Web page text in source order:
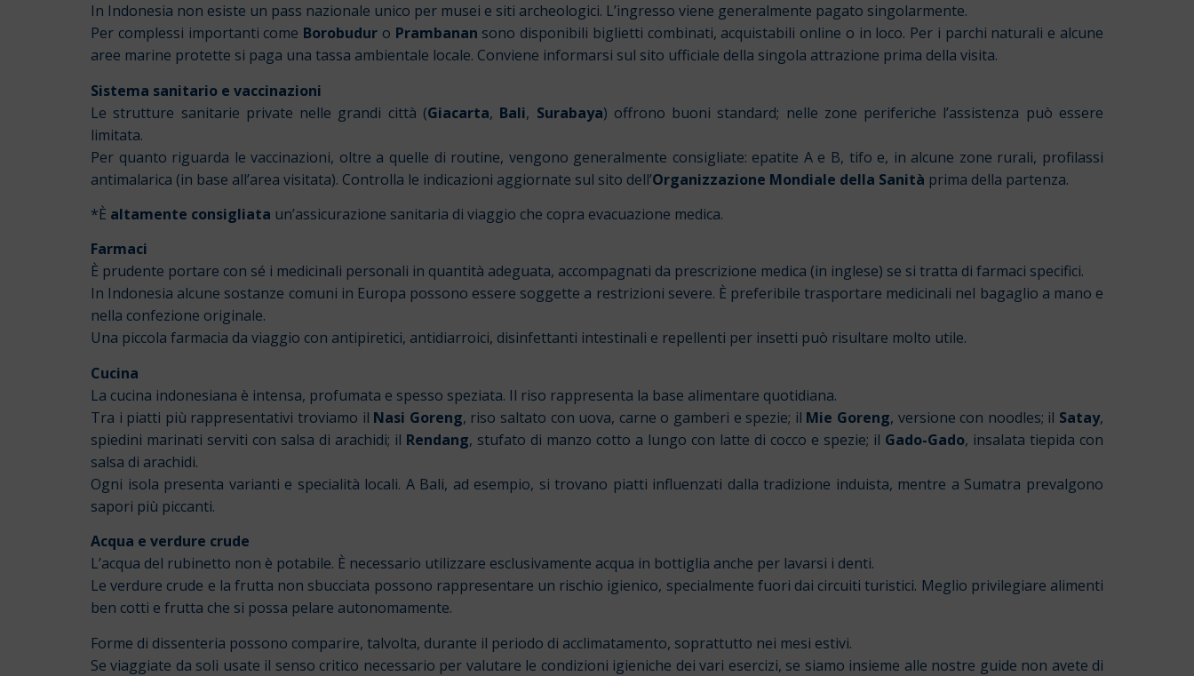
In Indonesia non esiste un pass nazionale unico per musei e siti archeologici. L’ingresso viene generalmente pagato singolarmente.
Per complessi importanti come Borobudur o Prambanan sono disponibili biglietti combinati, acquistabili online o in loco. Per i parchi naturali e alcune
aree marine protette si paga una tassa ambientale locale. Conviene informarsi sul sito ufficiale della singola attrazione prima della visita.
Sistema sanitario e vaccinazioni
Le strutture sanitarie private nelle grandi città (Giacarta, Bali, Surabaya) offrono buoni standard; nelle zone periferiche l’assistenza può essere
limitata.
Per quanto riguarda le vaccinazioni, oltre a quelle di routine, vengono generalmente consigliate: epatite A e B, tifo e, in alcune zone rurali, profilassi
antimalarica (in base all’area visitata). Controlla le indicazioni aggiornate sul sito dell’Organizzazione Mondiale della Sanità prima della partenza.
*È altamente consigliata un’assicurazione sanitaria di viaggio che copra evacuazione medica.
Farmaci
È prudente portare con sé i medicinali personali in quantità adeguata, accompagnati da prescrizione medica (in inglese) se si tratta di farmaci specifici.
In Indonesia alcune sostanze comuni in Europa possono essere soggette a restrizioni severe. È preferibile trasportare medicinali nel bagaglio a mano e
nella confezione originale.
Una piccola farmacia da viaggio con antipiretici, antidiarroici, disinfettanti intestinali e repellenti per insetti può risultare molto utile.
Cucina
La cucina indonesiana è intensa, profumata e spesso speziata. Il riso rappresenta la base alimentare quotidiana.
Tra i piatti più rappresentativi troviamo il Nasi Goreng, riso saltato con uova, carne o gamberi e spezie; il Mie Goreng, versione con noodles; il Satay,
spiedini marinati serviti con salsa di arachidi; il Rendang, stufato di manzo cotto a lungo con latte di cocco e spezie; il Gado-Gado, insalata tiepida con
salsa di arachidi.
Ogni isola presenta varianti e specialità locali. A Bali, ad esempio, si trovano piatti influenzati dalla tradizione induista, mentre a Sumatra prevalgono
sapori più piccanti.
Acqua e verdure crude
L’acqua del rubinetto non è potabile. È necessario utilizzare esclusivamente acqua in bottiglia anche per lavarsi i denti.
Le verdure crude e la frutta non sbucciata possono rappresentare un rischio igienico, specialmente fuori dai circuiti turistici. Meglio privilegiare alimenti
ben cotti e frutta che si possa pelare autonomamente.
Forme di dissenteria possono comparire, talvolta, durante il periodo di acclimatamento, soprattutto nei mesi estivi.
Se viaggiate da soli usate il senso critico necessario per valutare le condizioni igieniche dei vari esercizi, se siamo insieme alle nostre guide non avete di